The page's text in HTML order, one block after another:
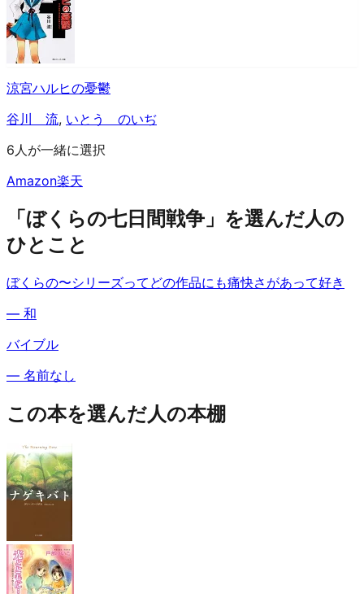
涼宮ハルヒの憂鬱
谷川 流, いとう のいぢ
6人が一緒に選択
Amazon楽天
「ぼくらの七日間戦争」を選んだ人の
ひとこと
ぼくらの〜シリーズってどの作品にも痛快さがあって好き
— 和
バイブル
— 名前なし
この本を選んだ人の本棚